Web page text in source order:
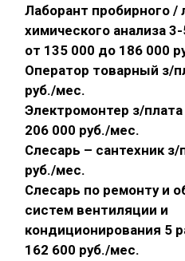
Лаборант пробирного /
химического анализа
от 135 000 до 186 000
Оператор товарный з/
руб./мес.
Электромонтер з/
206 000 руб./мес.
Слесарь – сантехник
руб./мес.
Слесарь по ремонту и
систем вентиляции и
кондиционирования 5
162 600 руб./мес.